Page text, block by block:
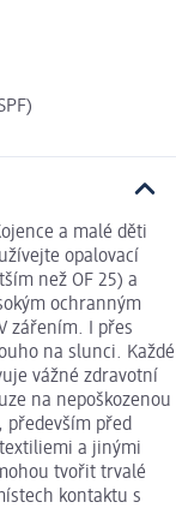
a malé děti
opalovací
než OF 25) a
ochranným
zářením. I přes
na slunci. Každé
vážné zdravotní
na nepoškozenou
především před
a jinými
tvořit trvalé
kontaktu s